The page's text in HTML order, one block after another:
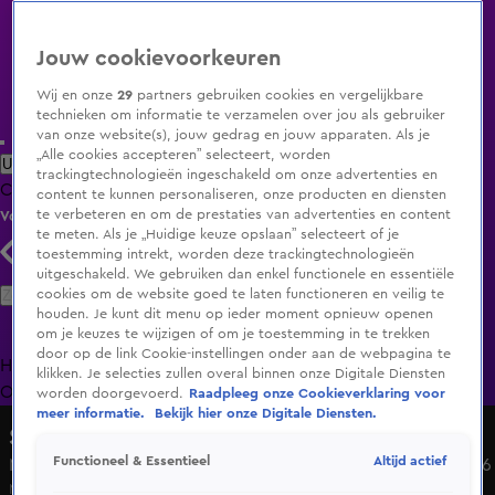
Uitzending Gemist Populaire programma's Zenders Genres
ClipsFilmsRadioSmart TV inlogShop
Volg KIJK
Zoeken
HomeUitzending Gemist Programma's De Bondgenoten
OranjezomerLivestreamsShop
Shownieuws
Merel van Baal deelt details over Cannes Film Festival 2026
Ma 18 mei, 12:04
Jouw cookievoorkeuren
Wij en onze29 partners gebruiken cookies en vergelijkbare
technieken om informatie te verzamelen over jou als gebruiker
van onze website(s), jouw gedrag en jouw apparaten. Als je
„Alle cookies accepteren” selecteert, worden
trackingtechnologieën ingeschakeld om onze advertenties en
content te kunnen personaliseren, onze producten en diensten
te verbeteren en om de prestaties van advertenties en content
te meten. Als je „Huidige keuze opslaan” selecteert of je
toestemming intrekt, worden deze trackingtechnologieën
uitgeschakeld. We gebruiken dan enkel functionele en essentiële
cookies om de website goed te laten functioneren en veilig te
houden. Je kunt dit menu op ieder moment opnieuw openen
om je keuzes te wijzigen of om je toestemming in te trekken
door op de link Cookie-instellingen onder aan de webpagina te
klikken. Je selecties zullen overal binnen onze Digitale Diensten
worden doorgevoerd.
Raadpleeg onze Cookieverklaring voor
meer informatie.
Bekijk hier onze Digitale Diensten.
Functioneel & Essentieel Altijd actief